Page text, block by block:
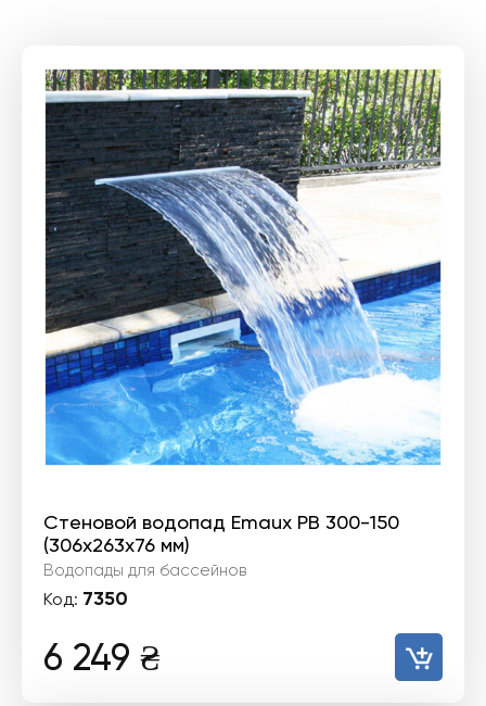
Стеновой водопад Emaux PB 300-150
(306х263х76 мм)
Водопады для бассейнов
Код: 7350
6 249 ₴